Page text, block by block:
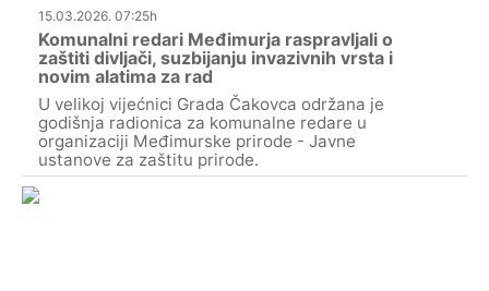
15.03.2026. 07:25h
Komunalni redari Međimurja raspravljali o
zaštiti divljači, suzbijanju invazivnih vrsta i
novim alatima za rad
U velikoj vijećnici Grada Čakovca održana je
godišnja radionica za komunalne redare u
organizaciji Međimurske prirode - Javne
ustanove za zaštitu prirode.